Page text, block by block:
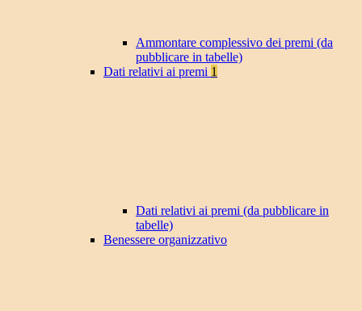
Ammontare complessivo dei premi (da
pubblicare in tabelle)
Dati relativi ai premi 1
Dati relativi ai premi (da pubblicare in
tabelle)
Benessere organizzativo